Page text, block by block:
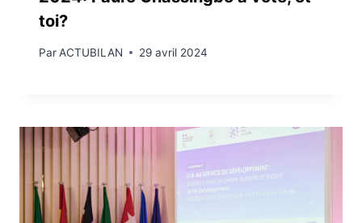
toi?
ParACTUBILAN 29 avril 2024